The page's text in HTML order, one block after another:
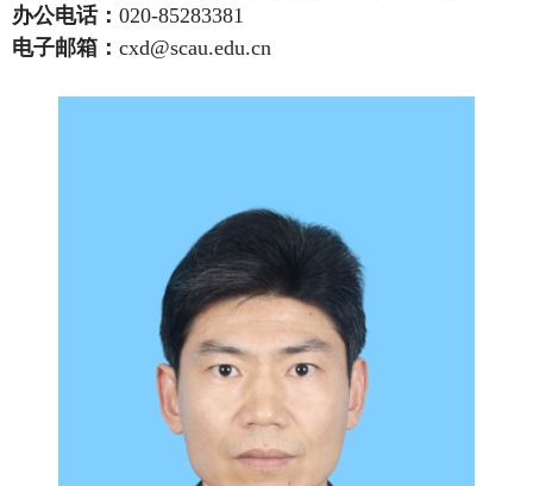
办公电话： 020-85283381
电子邮箱 ： cxd@scau.edu.cn